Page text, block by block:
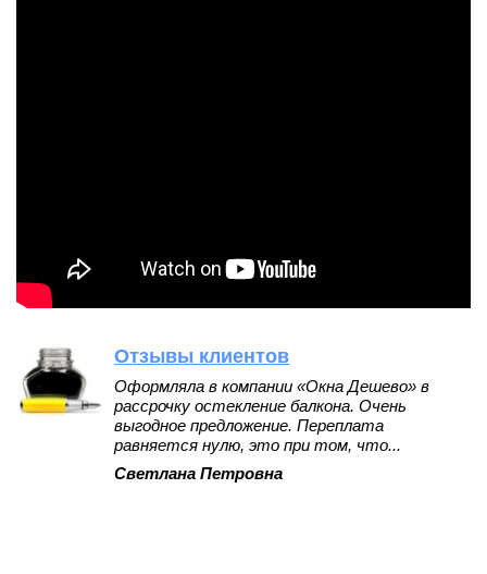
Отзывы клиентов
Оформляла в компании «Окна Дешево» в
рассрочку остекление балкона. Очень
выгодное предложение. Переплата
равняется нулю, это при том, что...
Светлана Петровна